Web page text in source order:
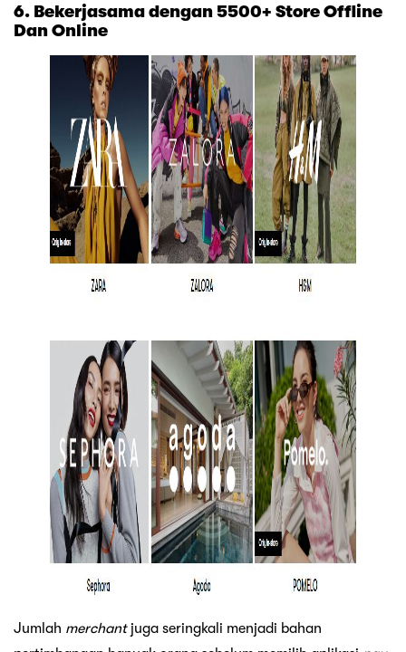
6. Bekerjasama dengan 5500+ Store Offline
Dan Online
Jumlah merchant juga seringkali menjadi bahan